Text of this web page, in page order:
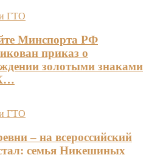
ГТО
Минспорта РФ
приказ о
золотыми знаками
ГТО
– на всероссийский
семья Никешиных